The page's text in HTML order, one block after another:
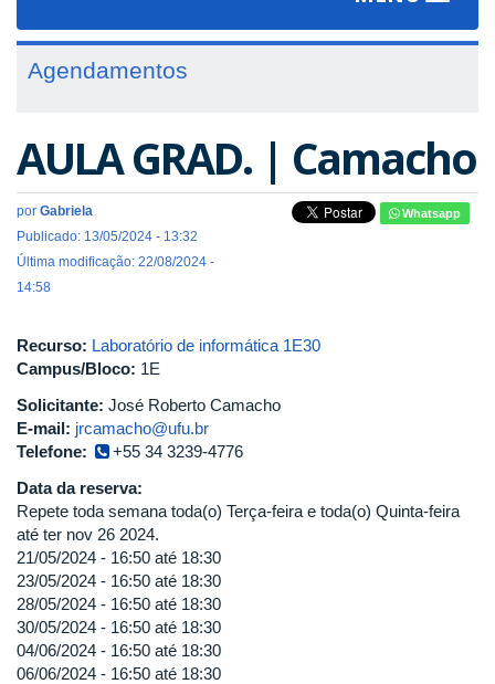
Agendamentos
AULA GRAD. | Camacho
por Gabriela
Publicado: 13/05/2024 - 13:32
Última modificação: 22/08/2024 -
14:58
Whatsapp
Recurso: Laboratório de informática 1E30
Campus/Bloco: 1E
Solicitante: José Roberto Camacho
E-mail: jrcamacho@ufu.br
Telefone:
+55 34 3239-4776
Data da reserva:
Repete toda semana toda(o) Terça-feira e toda(o) Quinta-feira
até ter nov 26 2024.
21/05/2024 - 16:50 até 18:30
23/05/2024 - 16:50 até 18:30
28/05/2024 - 16:50 até 18:30
30/05/2024 - 16:50 até 18:30
04/06/2024 - 16:50 até 18:30
06/06/2024 - 16:50 até 18:30